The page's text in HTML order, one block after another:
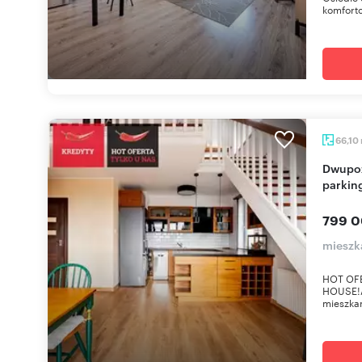
66,10
Dwupoziomowe mieszkanie z balkonem i
799
HOT